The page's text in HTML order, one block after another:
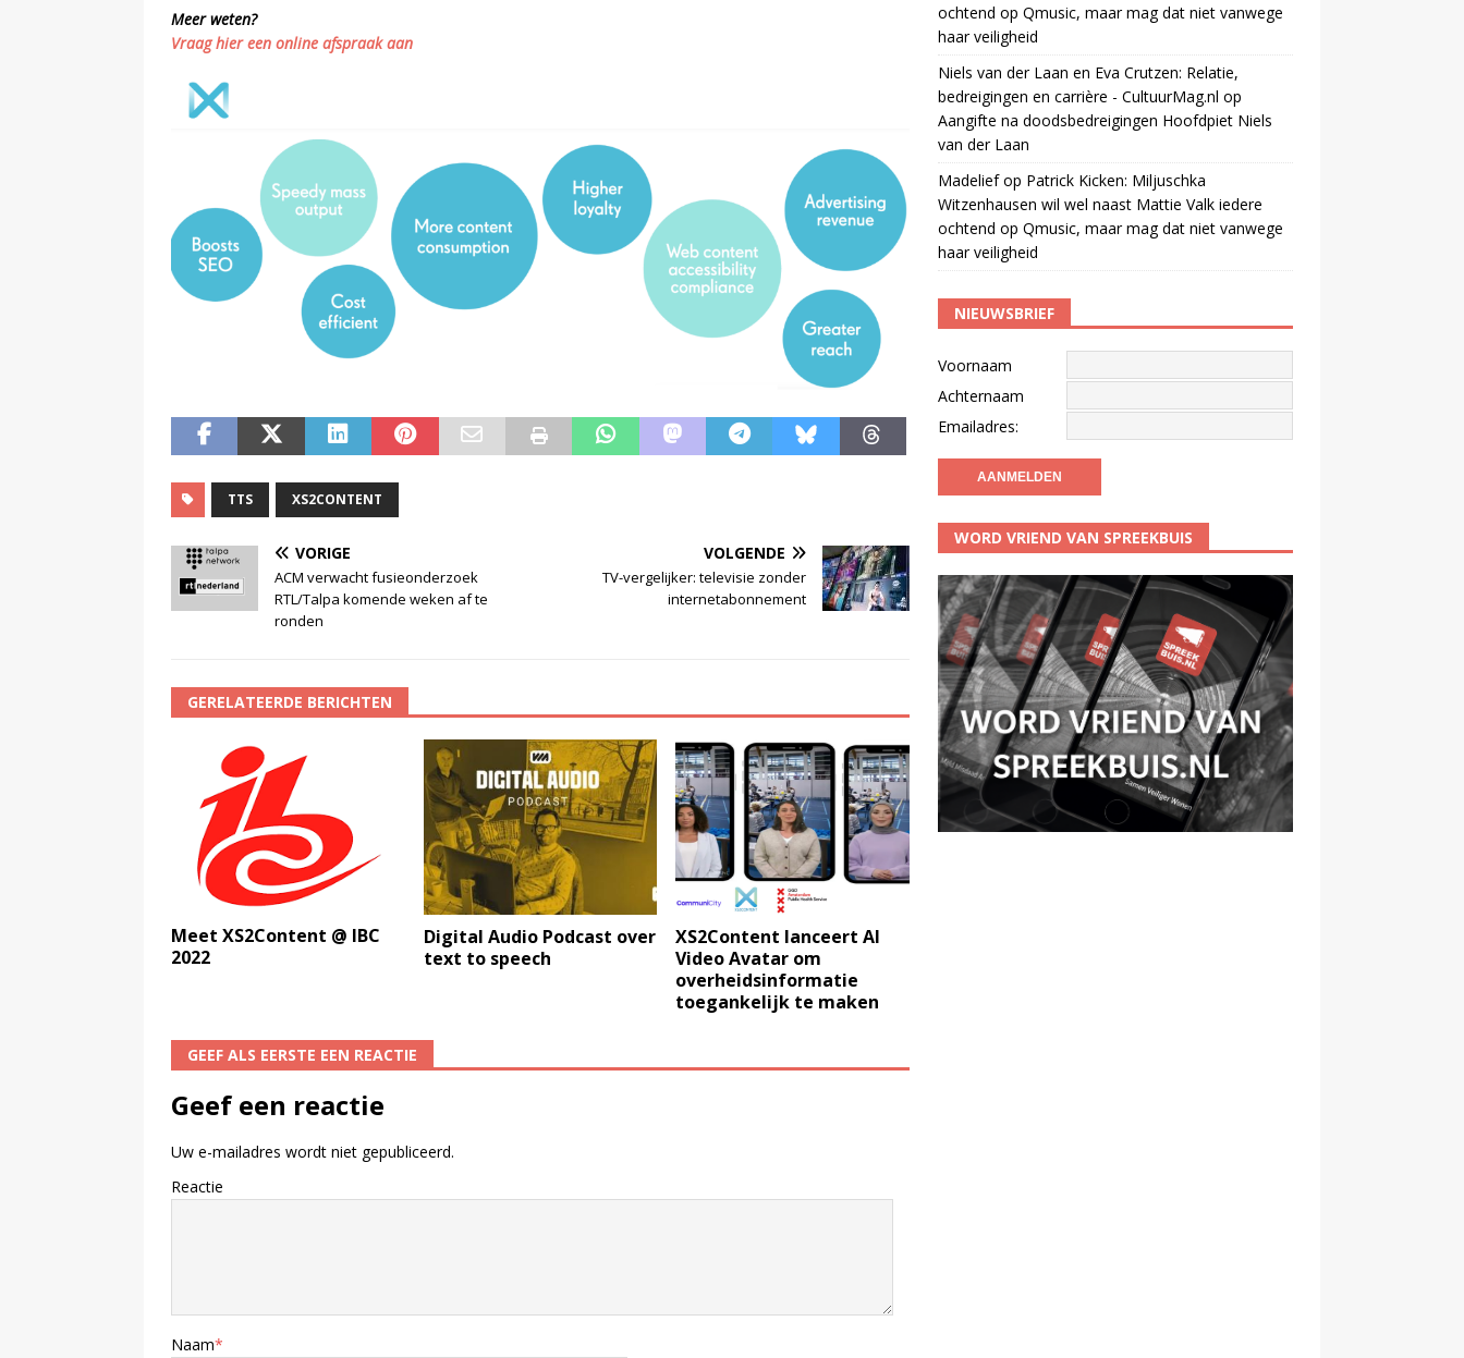
Meer weten?
Vraag hier een online afspraak aan
TTS XS2CONTENT
VORIGE
ACM verwacht fusieonderzoek
RTL/Talpa komende weken af te
ronden
VOLGENDE
TV-vergelijker: televisie zonder
internetabonnement
GERELATEERDE BERICHTEN
Meet XS2Content @ IBC
2022
Digital Audio Podcast over
text to speech
XS2Content lanceert AI
Video Avatar om
overheidsinformatie
toegankelijk te maken
GEEF ALS EERSTE EEN REACTIE
Geef een reactie
Uw e-mailadres wordt niet gepubliceerd.
Reactie
Naam*
ochtend op Qmusic, maar mag dat niet vanwege
haar veiligheid
Niels van der Laan en Eva Crutzen: Relatie,
bedreigingen en carrière - CultuurMag.nl op
Aangifte na doodsbedreigingen Hoofdpiet Niels
van der Laan
Madeliefop Patrick Kicken: Miljuschka
Witzenhausen wil wel naast Mattie Valk iedere
ochtend op Qmusic, maar mag dat niet vanwege
haar veiligheid
NIEUWSBRIEF
Voornaam
Achternaam
Emailadres:
WORD VRIEND VAN SPREEKBUIS